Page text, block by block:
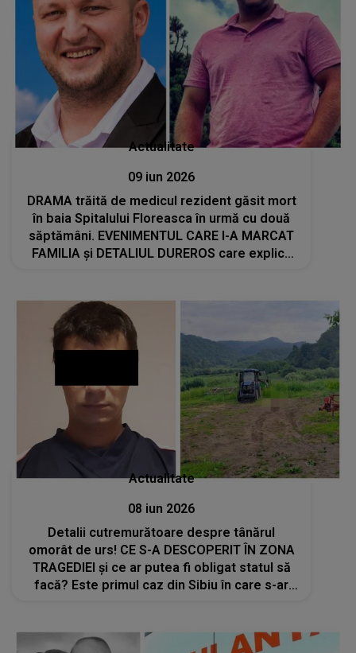
Actualitate
09 iun 2026
DRAMA trăită de medicul rezident găsit mort
în baia Spitalului Floreasca în urmă cu două
săptămâni. EVENIMENTUL CARE I-A MARCAT
FAMILIA și DETALIUL DUREROS care explică
Actualitate
08 iun 2026
Detalii cutremurătoare despre tânărul
omorât de urs! CE S-A DESCOPERIT ÎN ZONA
TRAGEDIEI și ce ar putea fi obligat statul să
facă? Este primul caz din Sibiu în care s-ar